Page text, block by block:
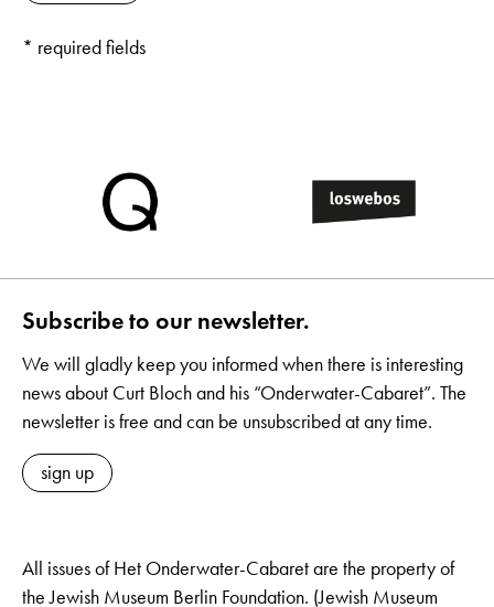
* required fields
Subscribe to our newsletter.
We will gladly keep you informed when there is interesting
news about Curt Bloch and his “Onderwater-Cabaret”. The
newsletter is free and can be unsubscribed at any time.
sign up
All issues of Het Onderwater-Cabaret are the property of
the Jewish Museum Berlin Foundation. (Jewish Museum